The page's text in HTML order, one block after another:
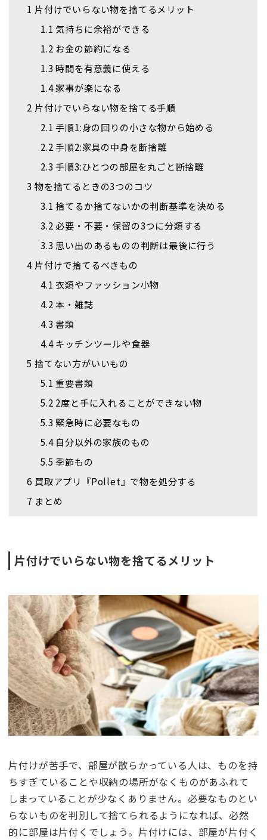
1 片付けでいらない物を捨てるメリット
1.1 気持ちに余裕ができる
1.2 お金の節約になる
1.3 時間を有意義に使える
1.4家事が楽になる
2 片付けでいらない物を捨てる手順
2.1 手順1:身の回りの小さな物から始める
2.2手順2:家具の中身を断捨離
2.3 手順3:ひとつの部屋を丸ごと断捨離
3 物を捨てるときの3つのコツ
3.1 捨てるか捨てないかの判断基準を決める
3.2必要・不要・保留の3つに分類する
3.3 思い出のあるものの判断は最後に行う
4 片付けで捨てるべきもの
4.1 衣類やファッション小物
4.2本・雑誌
4.3 書類
4.4キッチンツールや食器
5 捨てない方がいいもの
5.1 重要書類
5.2 2度と手に入れることができない物
5.3 緊急時に必要なもの
5.4自分以外の家族のもの
5.5 季節もの
6 買取アプリ『Pollet』で物を処分する
7 まとめ
片付けでいらない物を捨てるメリット
片付けが苦手で、部屋が散らかっている人は、ものを持
ちすぎていることや収納の場所がなくものがあふれて
しまっていることが少なくありません。必要なものとい
らないものを判別して捨てられるようになれば、必然
的に部屋は片付くでしょう。片付けには、部屋が片付く